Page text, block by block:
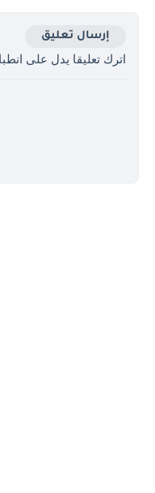
إرسال تعليق
اترك تعليقا يدل على